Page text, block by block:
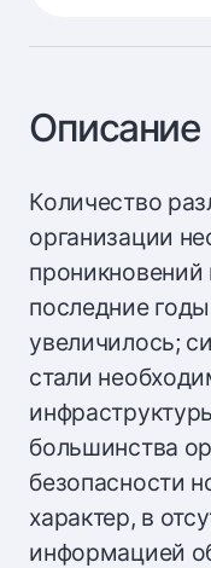
Описание
Количество
организации
проникновений
последние
увеличилось;
стали
большинства
безопасности
характер, в
информацией